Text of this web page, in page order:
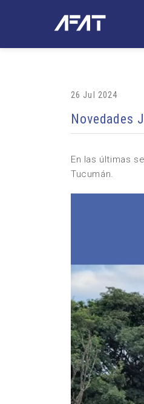
26 Jul 2024
Novedades
En las últimas
Tucumán.